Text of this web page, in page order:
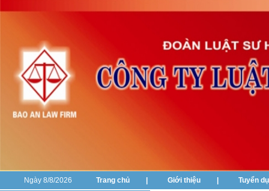
Ngày 8/8/2026 Trang chủ Giới thiệu Tuyển